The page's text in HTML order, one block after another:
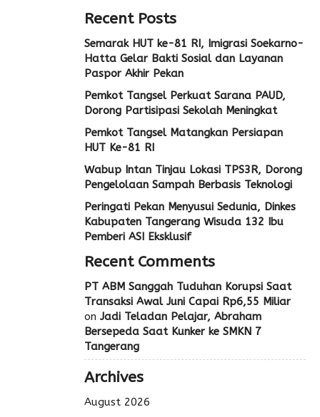
Recent Posts
Semarak HUT ke-81 RI, Imigrasi Soekarno-
Hatta Gelar Bakti Sosial dan Layanan
Paspor Akhir Pekan
Pemkot Tangsel Perkuat Sarana PAUD,
Dorong Partisipasi Sekolah Meningkat
Pemkot Tangsel Matangkan Persiapan
HUT Ke-81 RI
Wabup Intan Tinjau Lokasi TPS3R, Dorong
Pengelolaan Sampah Berbasis Teknologi
Peringati Pekan Menyusui Sedunia, Dinkes
Kabupaten Tangerang Wisuda 132 Ibu
Pemberi ASI Eksklusif
Recent Comments
PT ABM Sanggah Tuduhan Korupsi Saat
Transaksi Awal Juni Capai Rp6,55 Miliar
on Jadi Teladan Pelajar, Abraham
Bersepeda Saat Kunker ke SMKN 7
Tangerang
Archives
August 2026